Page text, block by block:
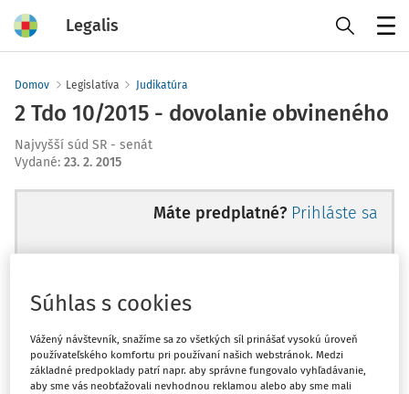
Legalis
Domov Legislatíva Judikatúra
2 Tdo 10/2015 - dovolanie obvineného
Najvyšší súd SR - senát
Vydané: 23. 2. 2015
Máte predplatné? Prihláste sa
Ups, zatiaľ ste si prečítali len
začiatok...
Súhlas s cookies
Vážený návštevník, snažíme sa zo všetkých síl prinášať vysokú úroveň
používateľského komfortu pri používaní našich webstránok. Medzi
základné predpoklady patrí napr. aby správne fungovalo vyhľadávanie,
aby sme vás neobťažovali nevhodnou reklamou alebo aby sme mali